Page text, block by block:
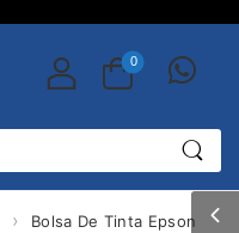
0
›
Bolsa De Tinta Epson